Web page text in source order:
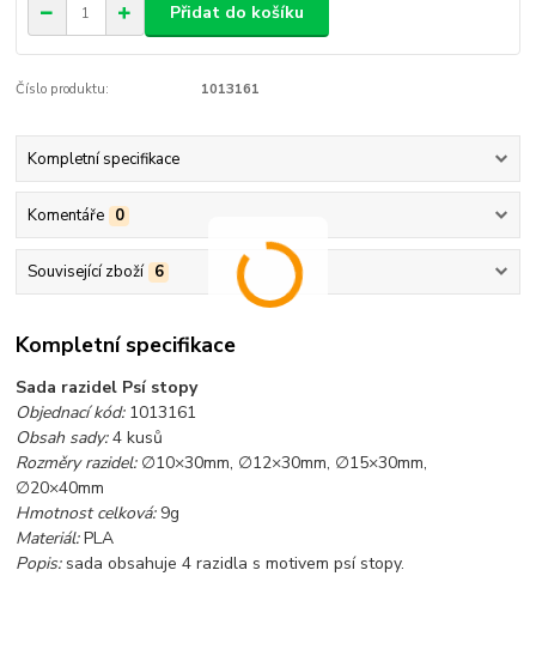
Přidat do košíku
Číslo produktu: 1013161
Kompletní specifikace
Komentáře 0
Související zboží 6
Kompletní specifikace
Sada razidel Psí stopy
Objednací kód: 1013161
Obsah sady:4 kusů
Rozměry razidel: ∅10×30mm, ∅12×30mm, ∅15×30mm,
∅20×40mm
Hmotnost celková:9g
Materiál:PLA
Popis:sada obsahuje 4 razidla s motivem psí stopy.